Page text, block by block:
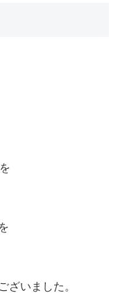
ざいました。